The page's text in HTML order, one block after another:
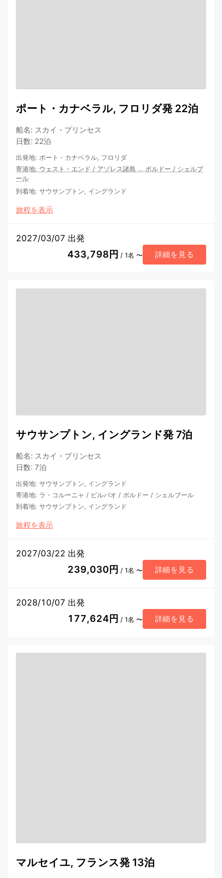
ポート・カナベラル, フロリダ発 22泊
船名: スカイ・プリンセス
日数: 22泊
出発地: ポート・カナベラル, フロリダ
寄港地: ウェスト・エンド / アゾレス諸島 … ボルドー / シェルブ
ール
到着地: サウサンプトン, イングランド
旅程を表示
2027/03/07 出発
433,798円 / 1名 〜 詳細を見る
サウサンプトン, イングランド発 7泊
船名: スカイ・プリンセス
日数: 7泊
出発地: サウサンプトン, イングランド
寄港地: ラ・コルーニャ / ビルバオ / ボルドー / シェルブール
到着地: サウサンプトン, イングランド
旅程を表示
2027/03/22 出発
239,030円 / 1名 〜 詳細を見る
2028/10/07 出発
177,624円 / 1名 〜 詳細を見る
マルセイユ, フランス発 13泊